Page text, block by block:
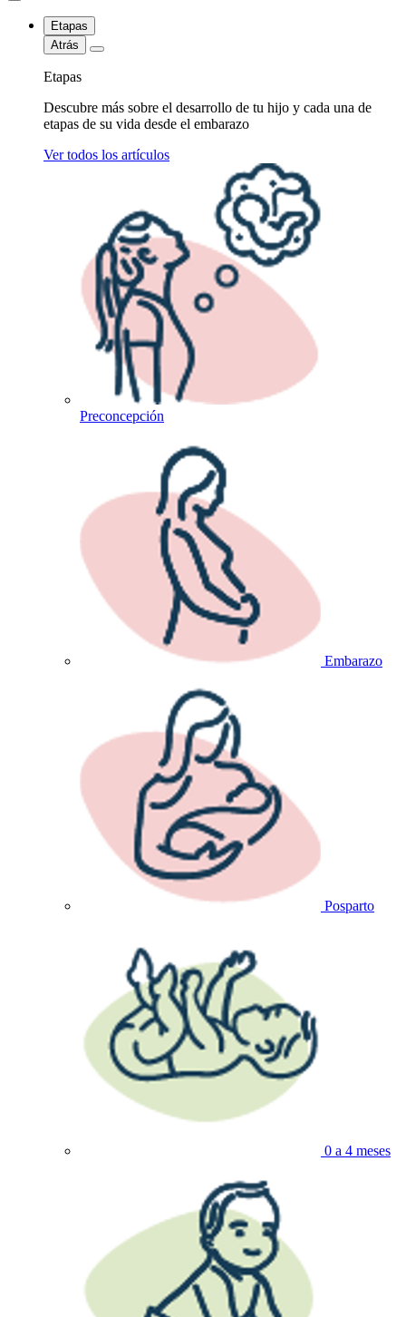
Etapas
Atrás
Etapas
Descubre más sobre el desarrollo de tu hijo y cada una de
etapas de su vida desde el embarazo
Ver todos los artículos
Preconcepción
Embarazo
Posparto
0 a 4 meses